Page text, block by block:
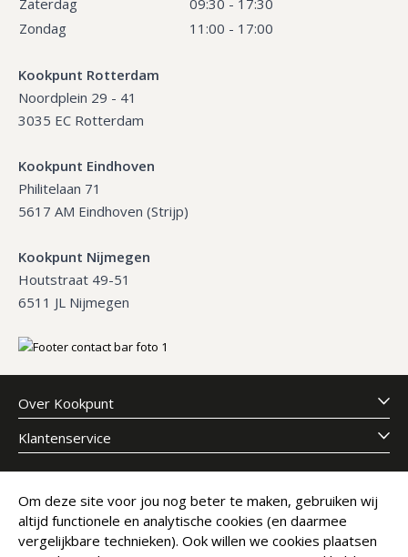
Zondag
11:00 - 17:00
Kookpunt Rotterdam
Noordplein 29 - 41
3035 EC Rotterdam
Kookpunt Eindhoven
Philitelaan 71
5617 AM Eindhoven (Strijp)
Kookpunt Nijmegen
Houtstraat 49-51
6511 JL Nijmegen
Over Kookpunt
Klantenservice
Meld je aan voor onze nieuwsbrief
E-mailadres
Abonneer
Om deze site voor jou nog beter te maken, gebruiken wij
altijd functionele en analytische cookies (en daarmee
vergelijkbare technieken). Ook willen we cookies plaatsen